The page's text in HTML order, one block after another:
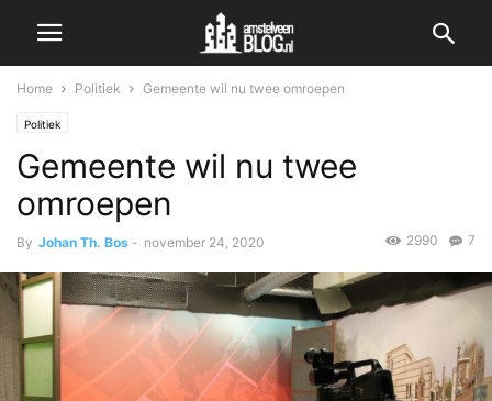
Home Politiek Gemeente wil nu twee omroepen
Politiek
Gemeente wil nu twee
omroepen
By Johan Th. Bos - november 24, 2020 7
2990